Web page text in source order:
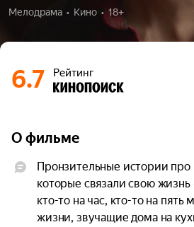
Мелодрама  •  Кино  •  18+
6.7 Рейтинг
О фильме
Пронзительные истории
которые связали свою жизнь
кто-то на час, кто-то на пять
жизни, звучащие дома на